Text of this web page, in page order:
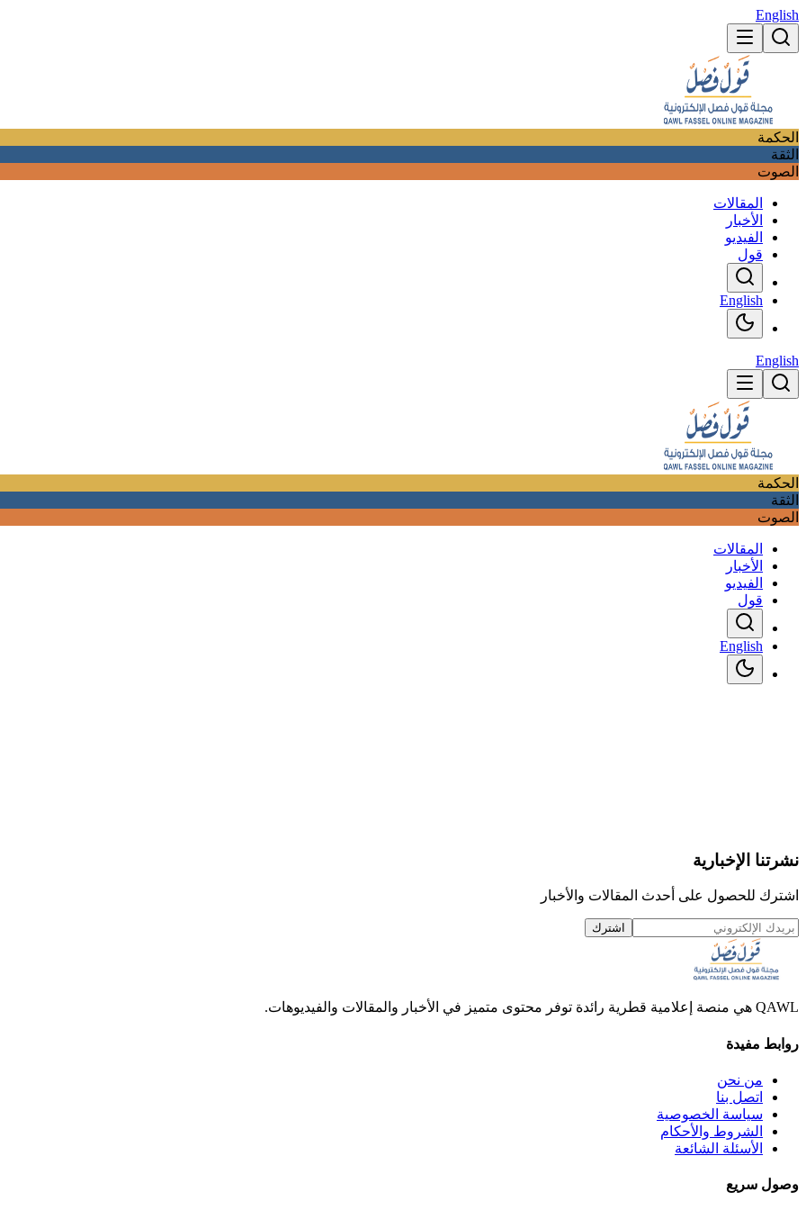
English
الحكمة
الثقة
الصوت
المقالات
الأخبار
الفيديو
قول
English
English
الحكمة
الثقة
الصوت
المقالات
الأخبار
الفيديو
قول
English
نشرتنا الإخبارية
اشترك للحصول على أحدث المقالات والأخبار
اشترك
QAWL هي منصة إعلامية قطرية رائدة توفر محتوى متميز في الأخبار والمقالات والفيديوهات.
روابط مفيدة
من نحن
اتصل بنا
سياسة الخصوصية
الشروط والأحكام
الأسئلة الشائعة
وصول سريع